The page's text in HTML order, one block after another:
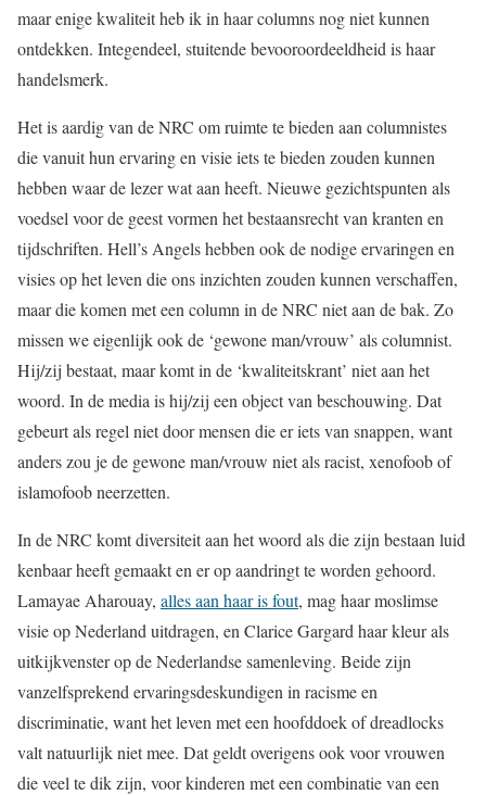
maar enige kwaliteit heb ik in haar columns nog niet kunnen
ontdekken. Integendeel, stuitende bevooroordeeldheid is haar
handelsmerk.
Het is aardig van de NRC om ruimte te bieden aan columnistes
die vanuit hun ervaring en visie iets te bieden zouden kunnen
hebben waar de lezer wat aan heeft. Nieuwe gezichtspunten als
voedsel voor de geest vormen het bestaansrecht van kranten en
tijdschriften. Hell’s Angels hebben ook de nodige ervaringen en
visies op het leven die ons inzichten zouden kunnen verschaffen,
maar die komen met een column in de NRC niet aan de bak. Zo
missen we eigenlijk ook de ‘gewone man/vrouw’ als columnist.
Hij/zij bestaat, maar komt in de ‘kwaliteitskrant’ niet aan het
woord. In de media is hij/zij een object van beschouwing. Dat
gebeurt als regel niet door mensen die er iets van snappen, want
anders zou je de gewone man/vrouw niet als racist, xenofoob of
islamofoob neerzetten.
In de NRC komt diversiteit aan het woord als die zijn bestaan luid
kenbaar heeft gemaakt en er op aandringt te worden gehoord.
Lamayae Aharouay, alles aan haar is fout, mag haar moslimse
visie op Nederland uitdragen, en Clarice Gargard haar kleur als
uitkijkvenster op de Nederlandse samenleving. Beide zijn
vanzelfsprekend ervaringsdeskundigen in racisme en
discriminatie, want het leven met een hoofddoek of dreadlocks
valt natuurlijk niet mee. Dat geldt overigens ook voor vrouwen
die veel te dik zijn, voor kinderen met een combinatie van een